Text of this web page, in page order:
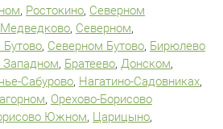
, Ростокино, Северном
, Северном,
, Северном Бутово, Бирюлево
, Братеево, Донском,
Сабурово, Нагатино-Садовниках,
, Орехово-Борисово
Южном, Царицыно,